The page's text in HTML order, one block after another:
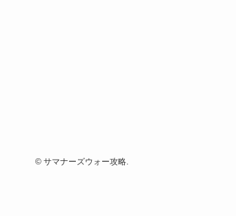
©サマナーズウォー攻略.